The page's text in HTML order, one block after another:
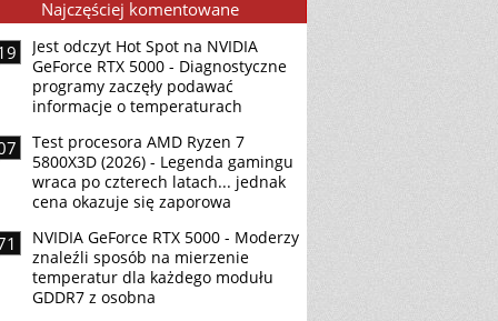
Najczęściej komentowane
Jest odczyt Hot Spot na NVIDIA
GeForce RTX 5000 - Diagnostyczne
programy zaczęły podawać
informacje o temperaturach
Test procesora AMD Ryzen 7
5800X3D (2026) - Legenda gamingu
wraca po czterech latach... jednak
cena okazuje się zaporowa
NVIDIA GeForce RTX 5000 - Moderzy
znaleźli sposób na mierzenie
temperatur dla każdego modułu
GDDR7 z osobna